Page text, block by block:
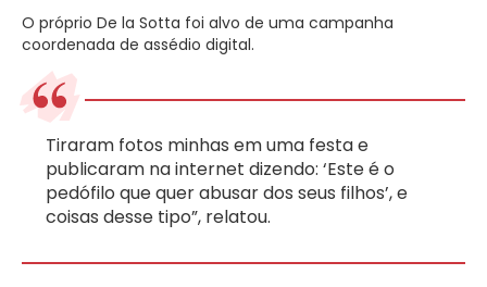
O próprio De la Sotta foi alvo de uma campanha
coordenada de assédio digital.
Tiraram fotos minhas em uma festa e
publicaram na internet dizendo: ‘Este é o
pedófilo que quer abusar dos seus filhos’, e
coisas desse tipo”, relatou.